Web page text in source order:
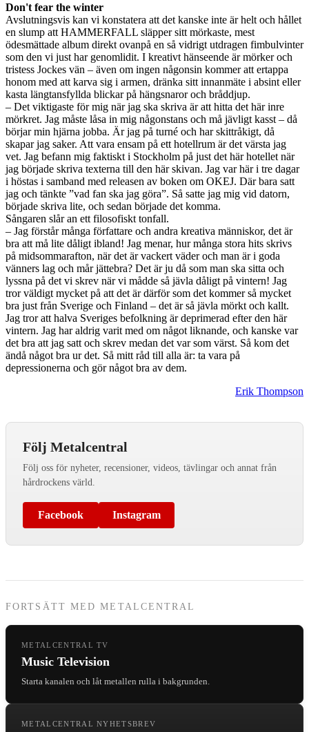
Don't fear the winter
Avslutningsvis kan vi konstatera att det kanske inte är helt och hållet
en slump att HAMMERFALL släpper sitt mörkaste, mest
ödesmättade album direkt ovanpå en så vidrigt utdragen fimbulvinter
som den vi just har genomlidit. I kreativt hänseende är mörker och
tristess Jockes vän – även om ingen någonsin kommer att ertappa
honom med att karva sig i armen, dränka sitt innanmäte i absint eller
kasta längtansfyllda blickar på hängsnaror och bråddjup.
– Det viktigaste för mig när jag ska skriva är att hitta det här inre
mörkret. Jag måste låsa in mig någonstans och må jävligt kasst – då
börjar min hjärna jobba. Är jag på turné och har skittråkigt, då
skapar jag saker. Att vara ensam på ett hotellrum är det värsta jag
vet. Jag befann mig faktiskt i Stockholm på just det här hotellet när
jag började skriva texterna till den här skivan. Jag var här i tre dagar
i höstas i samband med releasen av boken om OKEJ. Där bara satt
jag och tänkte ”vad fan ska jag göra”. Så satte jag mig vid datorn,
började skriva lite, och sedan började det komma.
Sångaren slår an ett filosofiskt tonfall.
– Jag förstår många författare och andra kreativa människor, det är
bra att må lite dåligt ibland! Jag menar, hur många stora hits skrivs
på midsommarafton, när det är vackert väder och man är i goda
vänners lag och mår jättebra? Det är ju då som man ska sitta och
lyssna på det vi skrev när vi mådde så jävla dåligt på vintern! Jag
tror väldigt mycket på att det är därför som det kommer så mycket
bra just från Sverige och Finland – det är så jävla mörkt och kallt.
Jag tror att halva Sveriges befolkning är deprimerad efter den här
vintern. Jag har aldrig varit med om något liknande, och kanske var
det bra att jag satt och skrev medan det var som värst. Så kom det
ändå något bra ur det. Så mitt råd till alla är: ta vara på
depressionerna och gör något bra av dem.
Erik Thompson
Följ Metalcentral
Följ oss för nyheter, recensioner, videos, tävlingar och annat från
hårdrockens värld.
Facebook Instagram
FORTSÄTT MED METALCENTRAL
METALCENTRAL TV
Music Television
Starta kanalen och låt metallen rulla i bakgrunden.
METALCENTRAL NYHETSBREV